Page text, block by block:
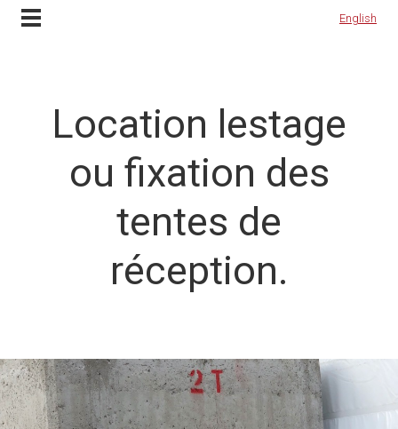
English
English
Location lestage
ou fixation des
tentes de
réception.